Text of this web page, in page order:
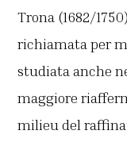
Trona (1682/
richiamata per
studiata anche
maggiore
milieu del